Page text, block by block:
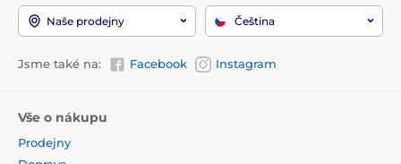
Naše prodejny Čeština
Jsme také na: Facebook Instagram
Vše o nákupu
Prodejny